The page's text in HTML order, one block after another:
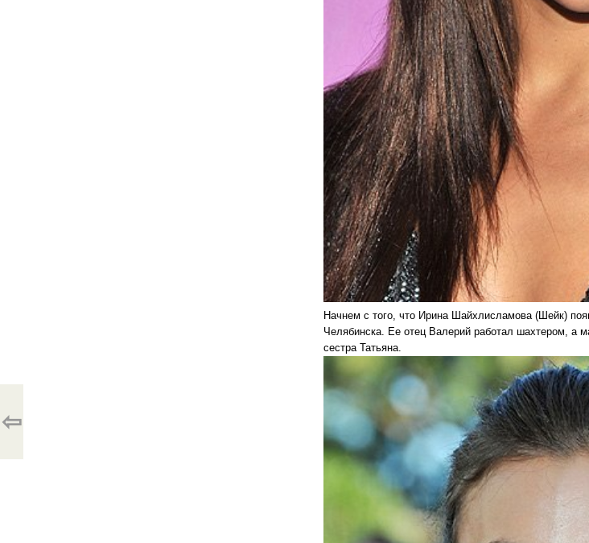
Начнем с того, что Ирина Шайхлисламова (Шейк)
Челябинска. Ее отец Валерий работал шахтером, а
сестра Татьяна.
⇦